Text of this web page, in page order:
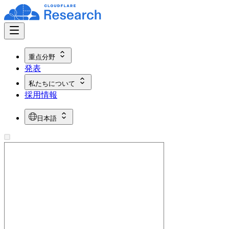
重点分野
発表
私たちについて
採用情報
日本語